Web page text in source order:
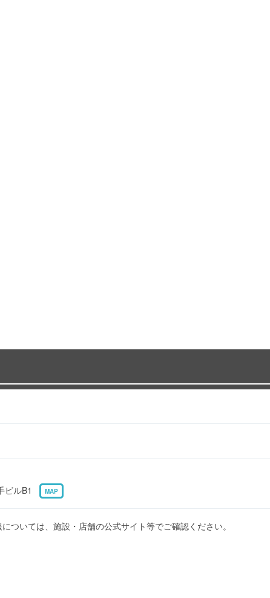
ビルB1
MAP
ついては、施設・店舗の公式サイト等でご確認ください。